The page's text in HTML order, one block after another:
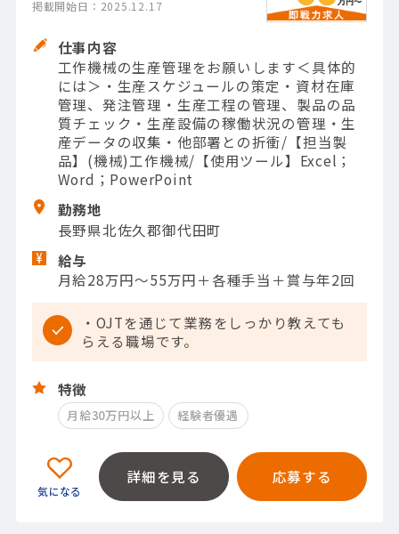
掲載開始日：2025.12.17
仕事内容
工作機械の生産管理をお願いします＜具体的
には＞・生産スケジュールの策定・資材在庫
管理、発注管理・生産工程の管理、製品の品
質チェック・生産設備の稼働状況の管理・生
産データの収集・他部署との折衝/【担当製
品】(機械)工作機械/【使用ツール】Excel；
Word；PowerPoint
勤務地
長野県北佐久郡御代田町
給与
月給28万円～55万円＋各種手当＋賞与年2回
・OJTを通じて業務をしっかり教えても
らえる職場です。
特徴
月給30万円以上 経験者優遇
詳細を見る 応募する